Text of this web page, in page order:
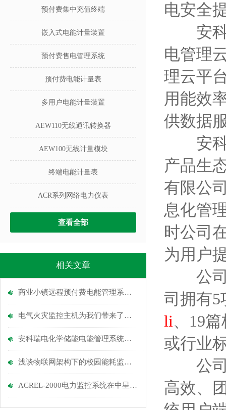
预付费集中充值终端
嵌入式电能计量装置
预付费售电管理系统
预付费电能计量表
多用户电能计量装置
AEW110无线通讯转换器
AEW100无线计量模块
终端电能计量表
ACR系列网络电力仪表
查看全部
相关文章
商业小镇远程预付费电能管理系统的设计与应用
电气火灾监控主机为我们带来了哪些好处
安科瑞电化学储能电能管理系统解决方案
浅谈物联网架构下的校园能耗监测系统设计方案
ACREL-2000电力监控系统在中星城三期万商业广场中的应用
电安全
安科
电管理
理云平
用能效
供数据
安科
产品生
有限公
息化管
时公司
为用户
公司
司拥有5
li、19
或行业
公司
高效、